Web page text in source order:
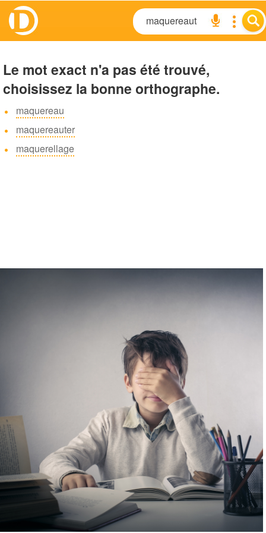
Le mot exact n'a pas été trouvé,
choisissez la bonne orthographe.
maquereau
maquereauter
maquerellage